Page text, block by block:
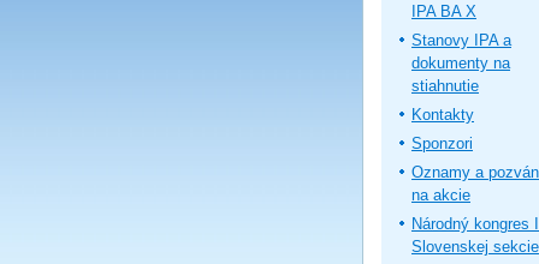
IPA BA X
Stanovy IPA a
dokumenty na
stiahnutie
Kontakty
Sponzori
Oznamy a
na akcie
Národný kongres
Slovenskej sekcie